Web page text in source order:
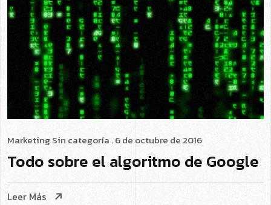
Marketing Sin categoría . 6 de octubre de 2016
Todo sobre el algoritmo de Google
Leer Más